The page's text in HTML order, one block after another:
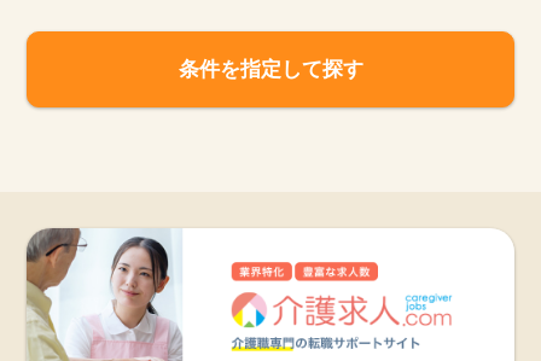
条件を指定して探す